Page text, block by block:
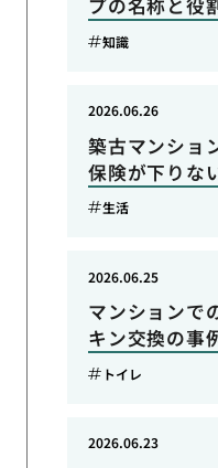
プの名称と役
知識
築古マンショ
保険が下りな
2026.06.26
生活
マンションで
キン交換の事
2026.06.25
トイレ
2026.06.23